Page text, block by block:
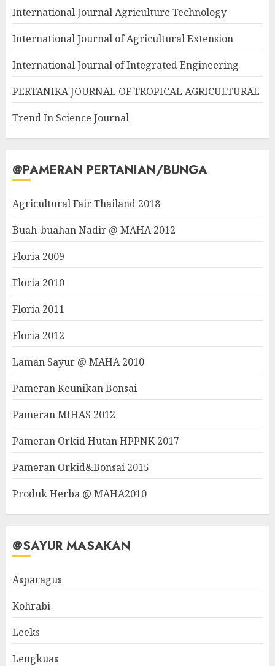
International Journal Agriculture Technology
International Journal of Agricultural Extension
International Journal of Integrated Engineering
PERTANIKA JOURNAL OF TROPICAL AGRICULTURAL
Trend In Science Journal
@PAMERAN PERTANIAN/BUNGA
Agricultural Fair Thailand 2018
Buah-buahan Nadir @ MAHA 2012
Floria 2009
Floria 2010
Floria 2011
Floria 2012
Laman Sayur @ MAHA 2010
Pameran Keunikan Bonsai
Pameran MIHAS 2012
Pameran Orkid Hutan HPPNK 2017
Pameran Orkid&Bonsai 2015
Produk Herba @ MAHA2010
@SAYUR MASAKAN
Asparagus
Kohrabi
Leeks
Lengkuas